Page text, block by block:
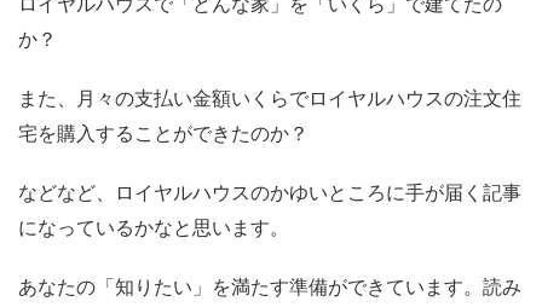
か？
また、月々の支払い金額いくらでロイヤルハウスの注文住
宅を購入することができたのか？
などなど、ロイヤルハウスのかゆいところに手が届く記事
になっているかなと思います。
あなたの「知りたい」を満たす準備ができています。読み